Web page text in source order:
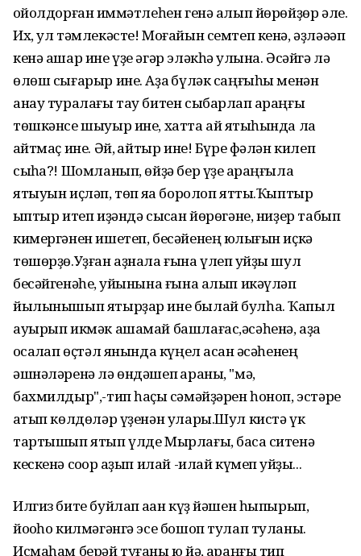
ҡойолдорған ҡиммәтлеһен генә алып йөрөйҙөр әле.
Их, ул тәмлекәсте! Моғайын семтеп кенә, әҙләәәп
кенә ашар ине үҙе әгәр эләкһә ҡулына. Әсәйгә лә
өлөш сығарыр ине. Аҙаҡ бүләк саңғыһы менән
анау туралағы тау битен сыбарлап ҡараңғы
төшкәнсе шыуыр ине, хатта ай яҡтыһында ла
ҡайтмаҫ ине. Әй, ҡайтыр ине! Бүре фәлән килеп
сыҡһа?! Шомланып, өйҙә бер үҙе ҡараңғыла
ятыуын иҫләп, төп яҡҡа боролоп ятты.Ҡыптыр
ҡыптыр итеп иҙәндә сысҡан йөрөгәне, ниҙер табып
кимергәнен ишетеп, бесәйенең юҡлығын иҫкә
төшөрҙө.Уҙған аҙнала ғына үлеп ҡуйҙы шул
бесәйгенәһе, ҡуйынына ғына алып икәүләп
йылынышып ятырҙар ине былай булһа. Ҡапыл
ауырып икмәк ашамай башлағас,әсәһенә, аҙаҡ
ҡосаҡлап өҫтәл янында күңел асҡан әсәһенең
әшнәләренә лә өндәшеп ҡараны, "мә,
бахмилдыр",-тип һаҫыҡ сәмәйҙәрен һоноп, эстәре
ҡатып көлдөләр үҙенән улары.Шул кистә үк
тартышып ятып үлде Мырлағы, баҡса ситенә
кескенә соҡор ҡаҙып илай -илай күмеп ҡуйҙы...
Илгиз бите буйлап аҡҡан күҙ йәшен һыпырып,
йоҡоһо килмәгәнгә эсе бошоп тулап туланы.
Исмаһам берәй туғаны юҡ йә, ҡараңғы тип